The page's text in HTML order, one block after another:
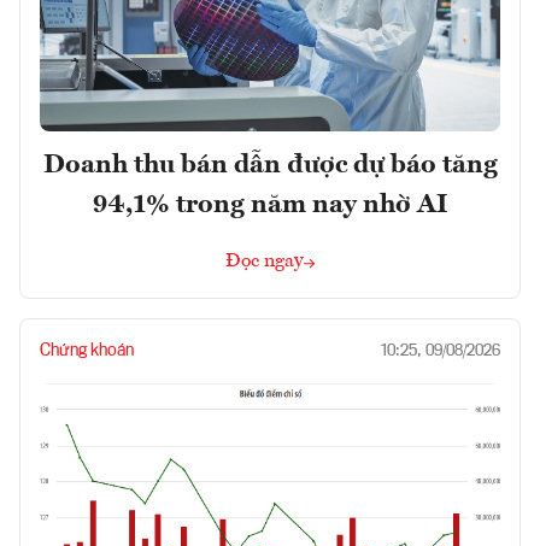
Doanh thu bán dẫn được dự báo tăng
94,1% trong năm nay nhờ AI
Đọc ngay
Chứng khoán 10:25, 09/08/2026